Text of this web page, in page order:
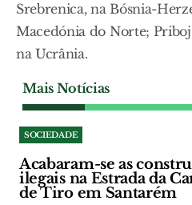
Srebrenica, na Bósnia-
Macedónia do Norte;
na Ucrânia.
Mais Notícias
SOCIEDADE
Acabaram-se as
ilegais na Estrada da
de Tiro em Santarém